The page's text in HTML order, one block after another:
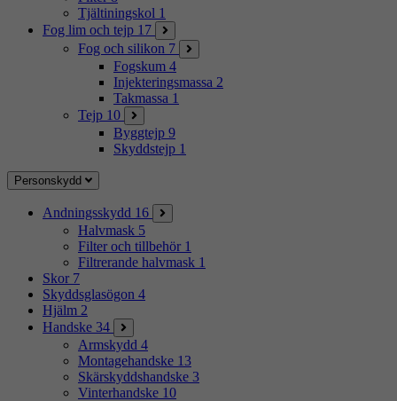
Tjältiningskol 1
Fog lim och tejp 17
Fog och silikon 7
Fogskum 4
Injekteringsmassa 2
Takmassa 1
Tejp 10
Byggtejp 9
Skyddstejp 1
Personskydd
Andningsskydd 16
Halvmask 5
Filter och tillbehör 1
Filtrerande halvmask 1
Skor 7
Skyddsglasögon 4
Hjälm 2
Handske 34
Armskydd 4
Montagehandske 13
Skärskyddshandske 3
Vinterhandske 10